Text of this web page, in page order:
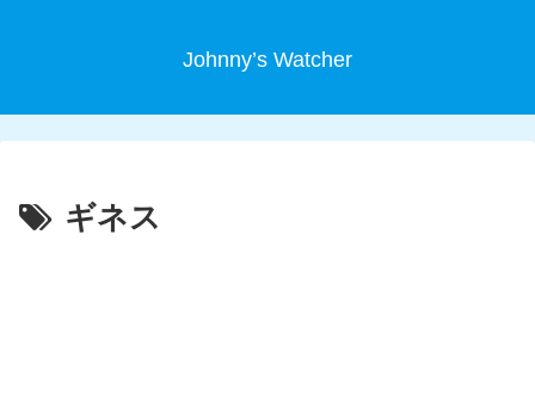
Johnny’s Watcher
ギネス